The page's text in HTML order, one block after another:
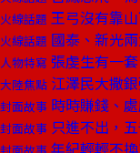
火線話題 王弓沒有靠
火線話題 國泰、新光
人物特寫 張虔生有一
大陸焦點 江澤民大撒
封面故事 時時賺錢、
封面故事 只進不出，
年紀輕輕不